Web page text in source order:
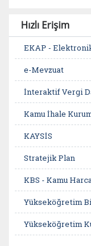
Hızlı Erişim
EKAP -
e-Mevzuat
İnteraktif Vergi
Kamu İhale
KAYSİS
Stratejik Plan
KBS - Kamu
Yükseköğretim
Yükseköğretim